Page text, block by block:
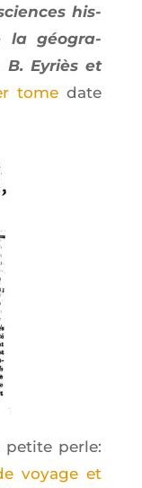
his­
la géo­gra­
Eyriès et
tome date
petite perle:
voyage et